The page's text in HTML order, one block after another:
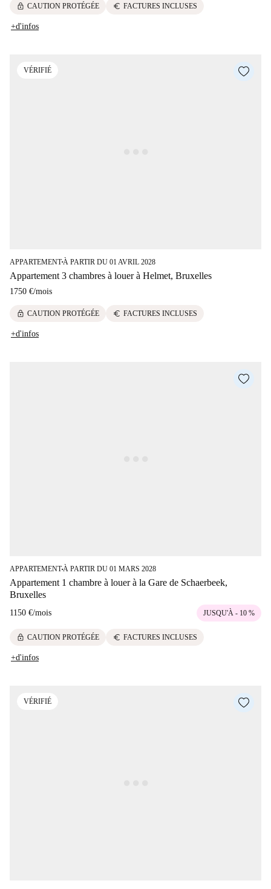
lock CAUTION PROTÉGÉE euro FACTURES INCLUSES
+d'infos
VÉRIFIÉ
APPARTEMENT■À PARTIR DU 01 AVRIL 2028
Appartement 3 chambres à louer à Helmet, Bruxelles
1750 €/mois
lock CAUTION PROTÉGÉE euro FACTURES INCLUSES
+d'infos
APPARTEMENT■À PARTIR DU 01 MARS 2028
Appartement 1 chambre à louer à la Gare de Schaerbeek,
Bruxelles
1150 €/mois JUSQU'À - 10 %
lock CAUTION PROTÉGÉE euro FACTURES INCLUSES
+d'infos
VÉRIFIÉ